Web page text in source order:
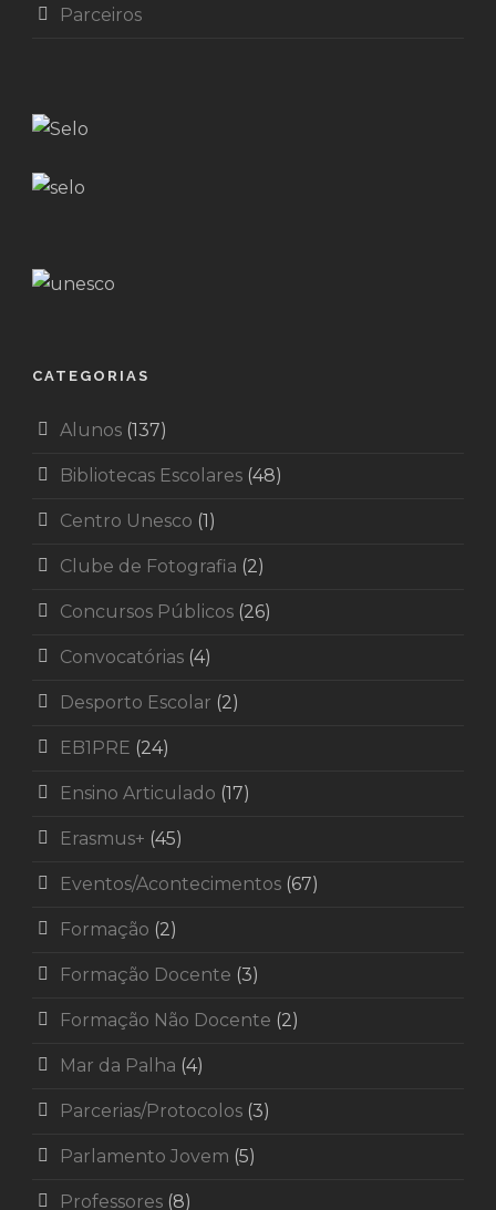
Parceiros
CATEGORIAS
Alunos (137)
Bibliotecas Escolares (48)
Centro Unesco (1)
Clube de Fotografia (2)
Concursos Públicos (26)
Convocatórias (4)
Desporto Escolar (2)
EB1PRE (24)
Ensino Articulado (17)
Erasmus+ (45)
Eventos/Acontecimentos (67)
Formação (2)
Formação Docente (3)
Formação Não Docente (2)
Mar da Palha (4)
Parcerias/Protocolos (3)
Parlamento Jovem (5)
Professores (8)